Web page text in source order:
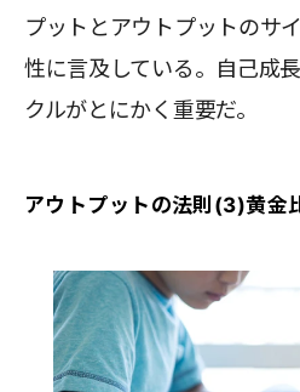
プットとアウトプットのサ
性に言及している。自己成
クルがとにかく重要だ。
アウトプットの法則(3)黄金